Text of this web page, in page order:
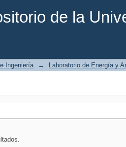
de la
Ingeniería → Laboratorio de Energía y